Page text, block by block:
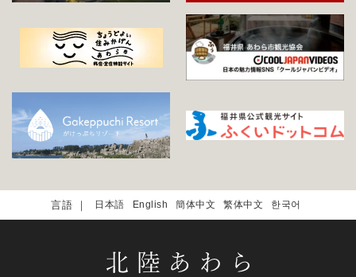
日本語 English 簡体中文 繁体中文 한국어